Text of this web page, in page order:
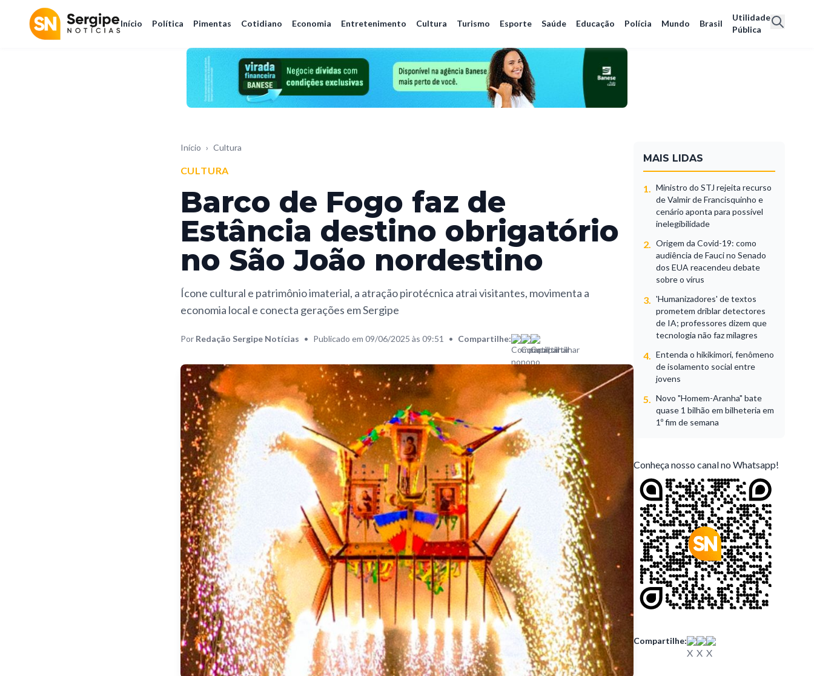
Início Política Pimentas Cotidiano Economia Entretenimento Cultura Turismo Esporte Saúde Educação Polícia Mundo Brasil
Utilidade
Pública
Início › Cultura
CULTURA
Barco de Fogo faz de
Estância destino obrigatório
no São João nordestino
Ícone cultural e patrimônio imaterial, a atração pirotécnica atrai visitantes, movimenta a
economia local e conecta gerações em Sergipe
Por Redação Sergipe Notícias • Publicado em 09/06/2025 às 09:51 • Compartilhe:
MAIS LIDAS
1. Ministro do STJ rejeita recurso
de Valmir de Francisquinho e
cenário aponta para possível
inelegibilidade
2. Origem da Covid-19: como
audiência de Fauci no Senado
dos EUA reacendeu debate
sobre o vírus
3. 'Humanizadores' de textos
prometem driblar detectores
de IA; professores dizem que
tecnologia não faz milagres
4. Entenda o hikikimori, fenômeno
de isolamento social entre
jovens
5. Novo "Homem-Aranha" bate
quase 1 bilhão em bilheteria em
1º fim de semana
Conheça nosso canal no Whatsapp!
Compartilhe: